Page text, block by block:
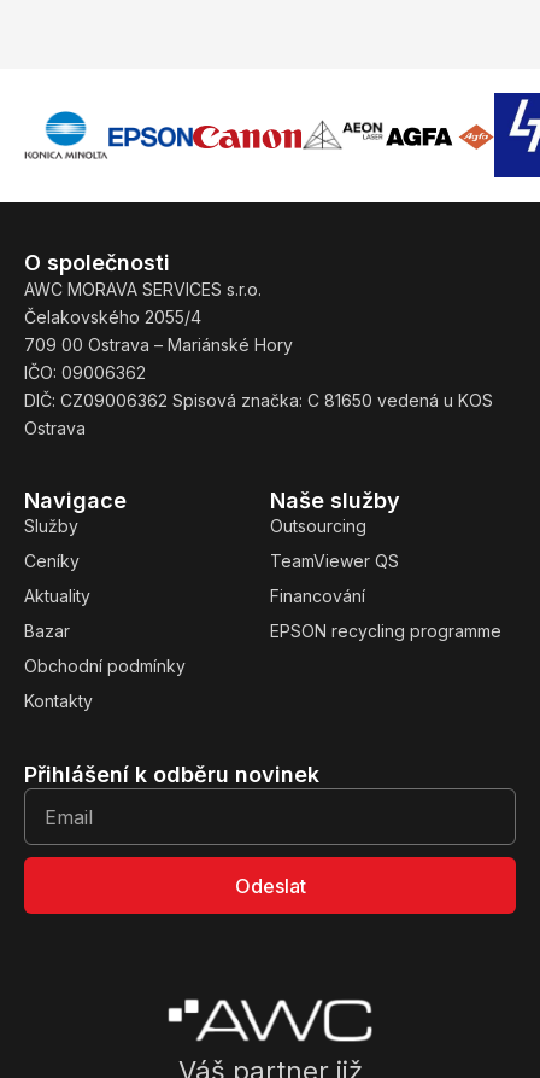
Váš partner již
Naše služby
Outsourcing
TeamViewer QS
Financování
EPSON recycling programme
Navigace
Služby
Ceníky
Aktuality
Bazar
Obchodní podmínky
Kontakty
O společnosti
AWC MORAVA SERVICES s.r.o.
Čelakovského 2055/4
709 00 Ostrava – Mariánské Hory
IČO: 09006362
DIČ: CZ09006362 Spisová značka: C 81650 vedená u KOS
Ostrava
Přihlášení k odběru novinek
Odeslat